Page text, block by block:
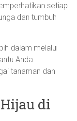
setiap
dan tumbuh
dalam melalui
Anda
tanaman dan
di